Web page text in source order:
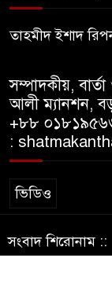
তাহমীদ ইশাদ
সম্পাদকীয়,
আলী ম্যানশন,
+৮৮
:
ভিডিও
সংবাদ শিরোনাম ::
দলীয় কর্মীর